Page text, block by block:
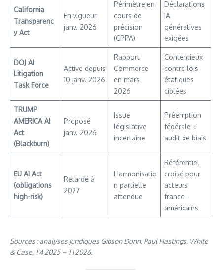
California
Transparenc
y Act
En vigueur
janv. 2026
Périmètre en
cours de
précision
(CPPA)
Déclarations
IA
génératives
exigées
DOJ AI
Litigation
Task Force
Active depuis
10 janv. 2026
Rapport
Commerce
en mars
2026
Contentieux
contre lois
étatiques
ciblées
TRUMP
AMERICA AI
Act
(Blackburn)
Proposé
janv. 2026
Issue
législative
incertaine
Préemption
fédérale +
audit de biais
EU AI Act
(obligations
high-risk)
Retardé à
2027
Harmonisatio
n partielle
attendue
Référentiel
croisé pour
acteurs
franco-
américains
Sources : analyses juridiques Gibson Dunn, Paul Hastings, White
& Case, T4 2025 – T1 2026.